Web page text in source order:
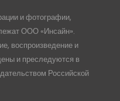
и фотографии,
ООО «Инсайн».
воспроизведение и
и преследуются в
Российской